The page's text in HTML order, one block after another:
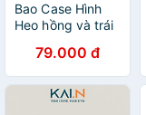
Bao Case Hình
Heo hồng và trái
Airpods 1,2/
Airpods Pro/
Airpods Pro 2/
Airpods 3_ Hàng
79.000 đ